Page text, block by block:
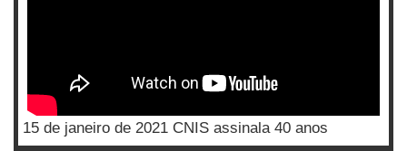
15 de janeiro de 2021 CNIS assinala 40 anos